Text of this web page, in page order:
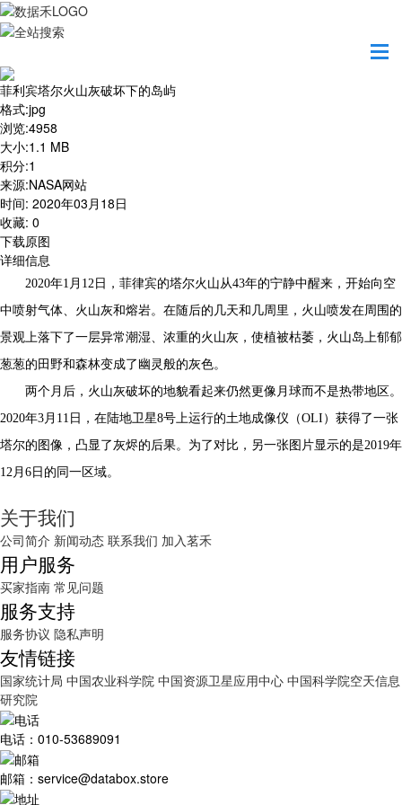
菲利宾塔尔火山灰破坏下的岛屿
格式:jpg
浏览:4958
大小:1.1 MB
积分:1
来源:NASA网站
时间: 2020年03月18日
收藏: 0
下载原图
详细信息
2020年1月12日，菲律宾的塔尔火山从43年的宁静中醒来，开始向空
中喷射气体、火山灰和熔岩。在随后的几天和几周里，火山喷发在周围的
景观上落下了一层异常潮湿、浓重的火山灰，使植被枯萎，火山岛上郁郁
葱葱的田野和森林变成了幽灵般的灰色。
两个月后，火山灰破坏的地貌看起来仍然更像月球而不是热带地区。
2020年3月11日，在陆地卫星8号上运行的土地成像仪（OLI）获得了一张
塔尔的图像，凸显了灰烬的后果。为了对比，另一张图片显示的是2019年
12月6日的同一区域。
关于我们
公司简介 新闻动态 联系我们 加入茗禾
用户服务
买家指南 常见问题
服务支持
服务协议 隐私声明
友情链接
国家统计局 中国农业科学院 中国资源卫星应用中心 中国科学院空天信息
研究院
电话：010-53689091
邮箱：service@databox.store